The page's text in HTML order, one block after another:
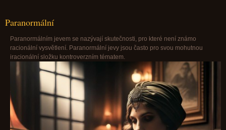
Paranormální
Paranormálním jevem se nazývají skutečnosti, pro které není známo
racionální vysvětlení. Paranormální jevy jsou často pro svou mohutnou
iracionální složku kontroverzním tématem.